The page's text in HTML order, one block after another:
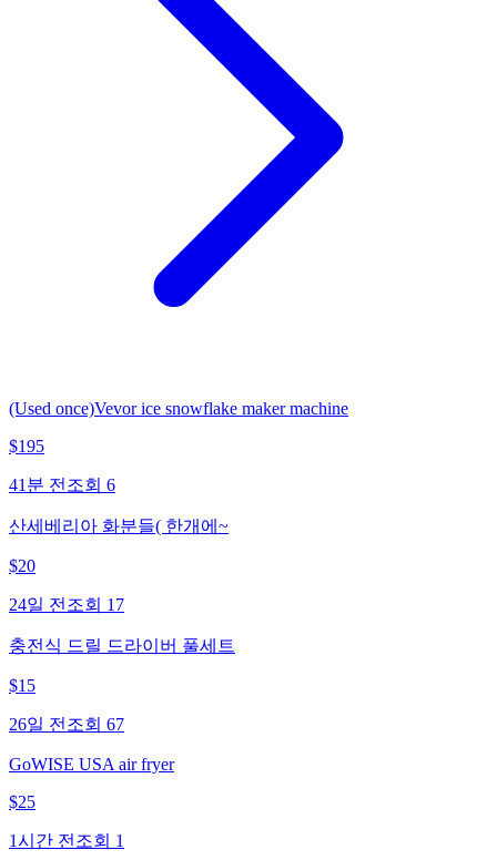
(Used once)Vevor ice snowflake maker machine
$195
41분 전 조회 6
산세베리아 화분들( 한개에~
$20
24일 전 조회 17
충전식 드릴 드라이버 풀세트
$15
26일 전 조회 67
GoWISE USA air fryer
$25
1시간 전 조회 1